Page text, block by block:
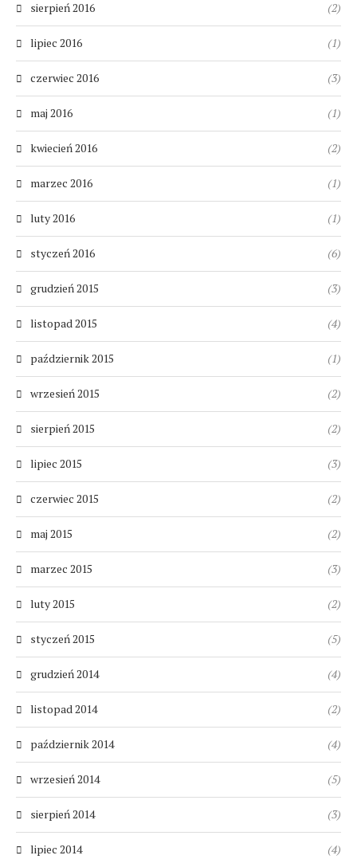
sierpień 2016 (2)
lipiec 2016 (1)
czerwiec 2016 (3)
maj 2016 (1)
kwiecień 2016 (2)
marzec 2016 (1)
luty 2016 (1)
styczeń 2016 (6)
grudzień 2015 (3)
listopad 2015 (4)
październik 2015 (1)
wrzesień 2015 (2)
sierpień 2015 (2)
lipiec 2015 (3)
czerwiec 2015 (2)
maj 2015 (2)
marzec 2015 (3)
luty 2015 (2)
styczeń 2015 (5)
grudzień 2014 (4)
listopad 2014 (2)
październik 2014 (4)
wrzesień 2014 (5)
sierpień 2014 (3)
lipiec 2014 (4)